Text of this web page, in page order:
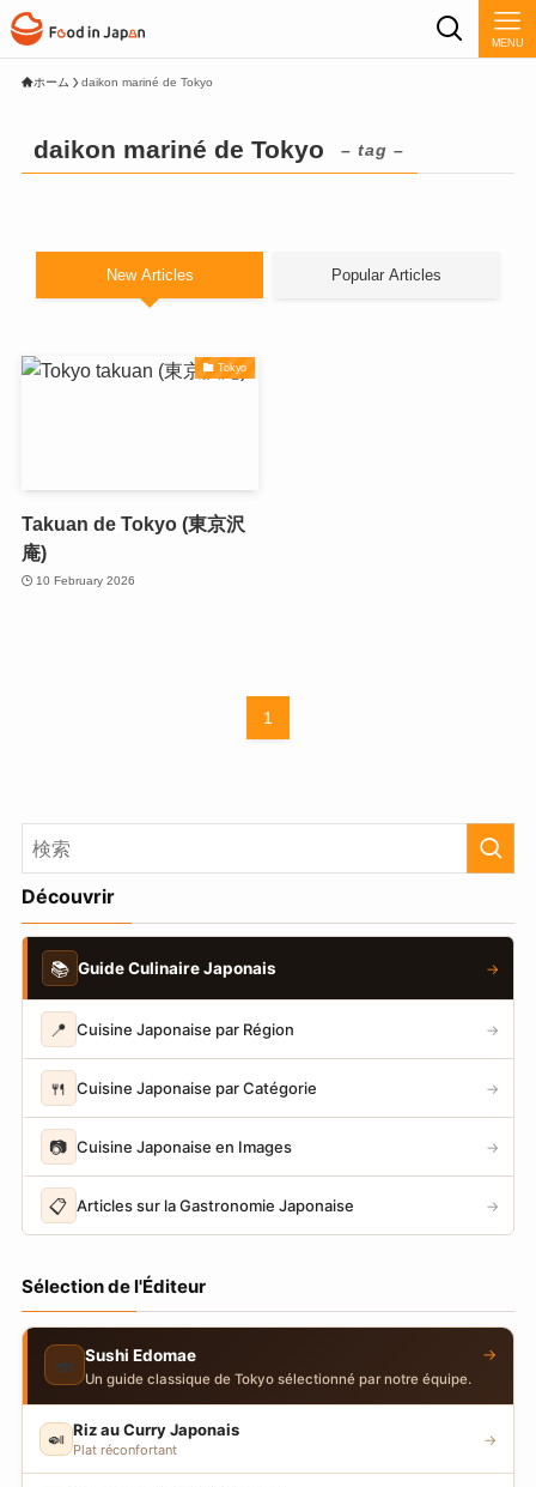
MENU
ホーム daikon mariné de Tokyo
daikon mariné de Tokyo – tag –
New Articles Popular Articles
Tokyo
Takuan de Tokyo (東京沢
庵)
10 February 2026
1
Découvrir
📚 Guide Culinaire Japonais →
📍 Cuisine Japonaise par Région →
🍴 Cuisine Japonaise par Catégorie →
📷 Cuisine Japonaise en Images →
📋 Articles sur la Gastronomie Japonaise →
Sélection de l'Éditeur
🍣 Sushi Edomae
Un guide classique de Tokyo sélectionné par notre équipe.
→
🍛 Riz au Curry Japonais
Plat réconfortant
→